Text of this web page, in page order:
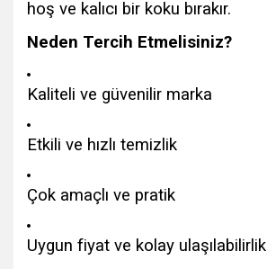
hoş ve kalıcı bir koku bırakır.
Neden Tercih Etmelisiniz?
Kaliteli ve güvenilir marka
Etkili ve hızlı temizlik
Çok amaçlı ve pratik
Uygun fiyat ve kolay ulaşılabilirlik